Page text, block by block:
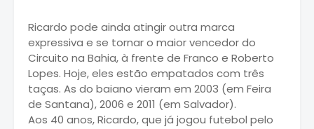
Ricardo pode ainda atingir outra marca
expressiva e se tornar o maior vencedor do
Circuito na Bahia, à frente de Franco e Roberto
Lopes. Hoje, eles estão empatados com três
taças. As do baiano vieram em 2003 (em Feira
de Santana), 2006 e 2011 (em Salvador).
Aos 40 anos, Ricardo, que já jogou futebol pelo